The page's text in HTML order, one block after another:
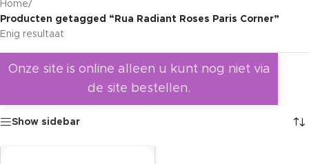
Home/
Producten getagged “Rua Radiant Roses Paris Corner”
Enig resultaat
Onze site is online alleen u kunt nog niet via
de site bestellen.
Show sidebar